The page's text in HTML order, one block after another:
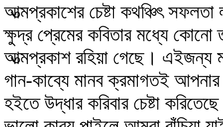
আত্মপ্রকাশের চেষ্টা কথঞ্চিৎ
ক্ষুদ্র প্রেমের কবিতার মধ্যে কোনো
আত্মপ্রকাশ রহিয়া গেছে। এইজন্য
গান-কাব্যে মানব ক্রমাগতই
হইতে উদ্ধার করিবার চেষ্টা